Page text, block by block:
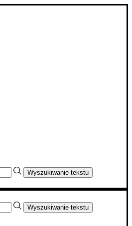
Wyszukiwanie tekstu
Wyszukiwanie tekstu